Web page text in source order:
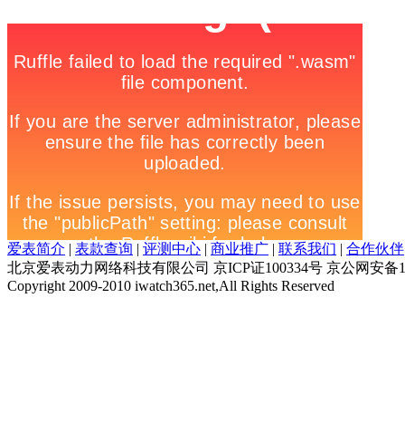
爱表简介 | 表款查询 | 评测中心 | 商业推广 | 联系我们 | 合作伙伴
北京爱表动力网络科技有限公司 京ICP证100334号 京公网安
Copyright 2009-2010 iwatch365.net,All Rights Reserved